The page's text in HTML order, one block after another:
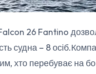
26 Fantino
судна – 8
хто перебуває на